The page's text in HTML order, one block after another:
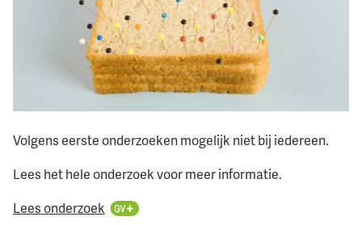
Volgens eerste onderzoeken mogelijk niet bij iedereen.
Lees het hele onderzoek voor meer informatie.
Lees onderzoek